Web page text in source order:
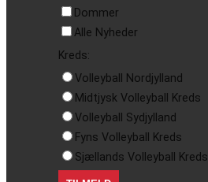
Dommer
Alle Nyheder
Kreds:
Volleyball Nordjylland
Midtjysk Volleyball Kreds
Volleyball Sydjylland
Fyns Volleyball Kreds
Sjællands Volleyball Kreds